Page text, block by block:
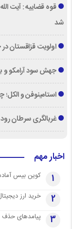
قوه قضاییه : آیت
شد
اولویت قزاقستان
جهش سود آرامکو و
استامینوفن و
غربالگری سرطان روده بزرگ
اخبار مهم
1 کوین بیس
2 خرید ارز
3 پیامدهای حذف